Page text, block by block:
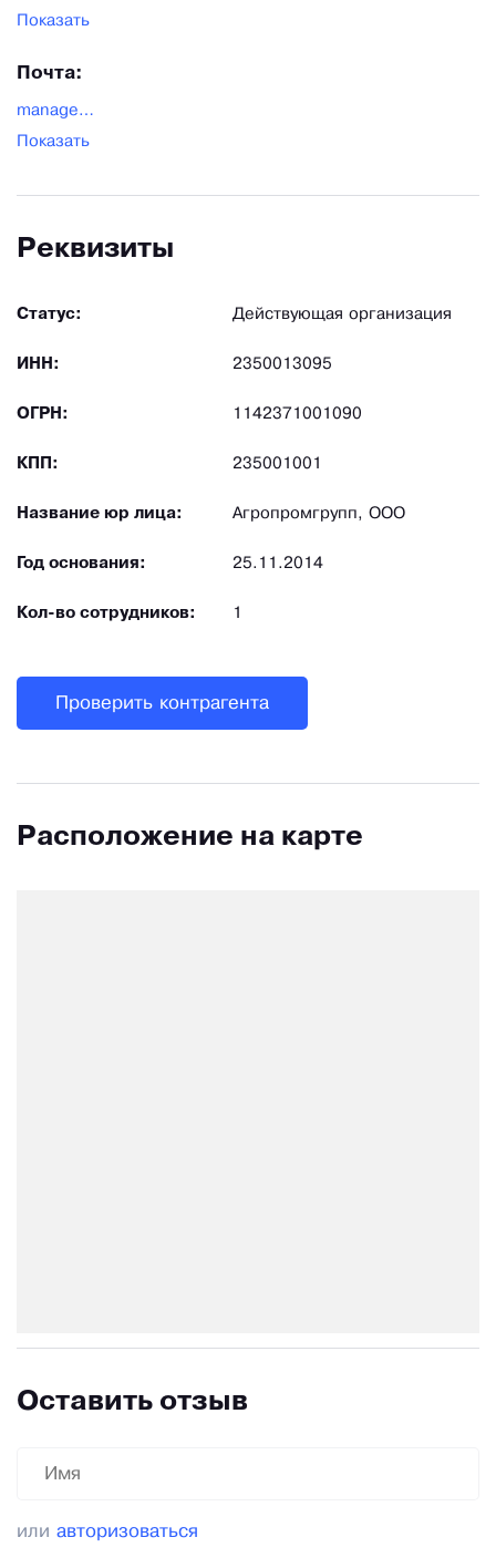
Показать
Почта:
manager-agrogrup1@mail.ru
Показать
Реквизиты
Статус: Действующая организация
ИНН: 2350013095
ОГРН: 1142371001090
КПП: 235001001
Название юр лица: Агропромгрупп, ООО
Год основания: 25.11.2014
Кол-во сотрудников: 1
Проверить контрагента
Расположение на карте
Оставить отзыв
или авторизоваться